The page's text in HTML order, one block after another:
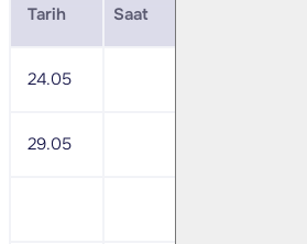
Tarih Saat
24.05
29.05